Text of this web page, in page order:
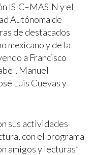
ISIC–MASIN y el
Autónoma de
de destacados
mexicano y de la
a Francisco
Manuel
Luis Cuevas y
sus actividades
con el programa
amigos y lecturas”